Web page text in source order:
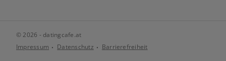
© 2026 - datingcafe.at
Impressum
Datenschutz Barrierefreiheit